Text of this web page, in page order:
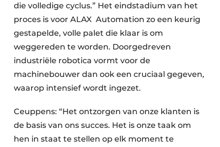
die volledige cyclus.” Het eindstadium van het
proces is voor ALAX Automation zo een keurig
gestapelde, volle palet die klaar is om
weggereden te worden. Doorgedreven
industriële robotica vormt voor de
machinebouwer dan ook een cruciaal gegeven,
waarop intensief wordt ingezet.
Ceuppens: “Het ontzorgen van onze klanten is
de basis van ons succes. Het is onze taak om
hen in staat te stellen op elk moment te